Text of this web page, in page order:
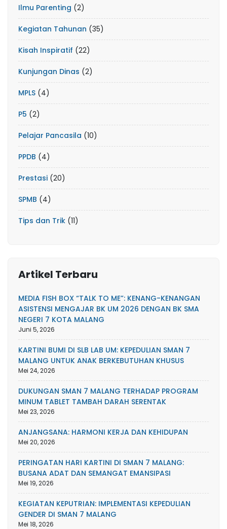
Ilmu Parenting (2)
Kegiatan Tahunan (35)
Kisah Inspiratif (22)
Kunjungan Dinas (2)
MPLS (4)
P5 (2)
Pelajar Pancasila (10)
PPDB (4)
Prestasi (20)
SPMB (4)
Tips dan Trik (11)
Artikel Terbaru
MEDIA FISH BOX “TALK TO ME”: KENANG-KENANGAN
ASISTENSI MENGAJAR BK UM 2026 DENGAN BK SMA
NEGERI 7 KOTA MALANG
Juni 5, 2026
KARTINI BUMI DI SLB LAB UM: KEPEDULIAN SMAN 7
MALANG UNTUK ANAK BERKEBUTUHAN KHUSUS
Mei 24, 2026
DUKUNGAN SMAN 7 MALANG TERHADAP PROGRAM
MINUM TABLET TAMBAH DARAH SERENTAK
Mei 23, 2026
ANJANGSANA: HARMONI KERJA DAN KEHIDUPAN
Mei 20, 2026
PERINGATAN HARI KARTINI DI SMAN 7 MALANG:
BUSANA ADAT DAN SEMANGAT EMANSIPASI
Mei 19, 2026
KEGIATAN KEPUTRIAN: IMPLEMENTASI KEPEDULIAN
GENDER DI SMAN 7 MALANG
Mei 18, 2026